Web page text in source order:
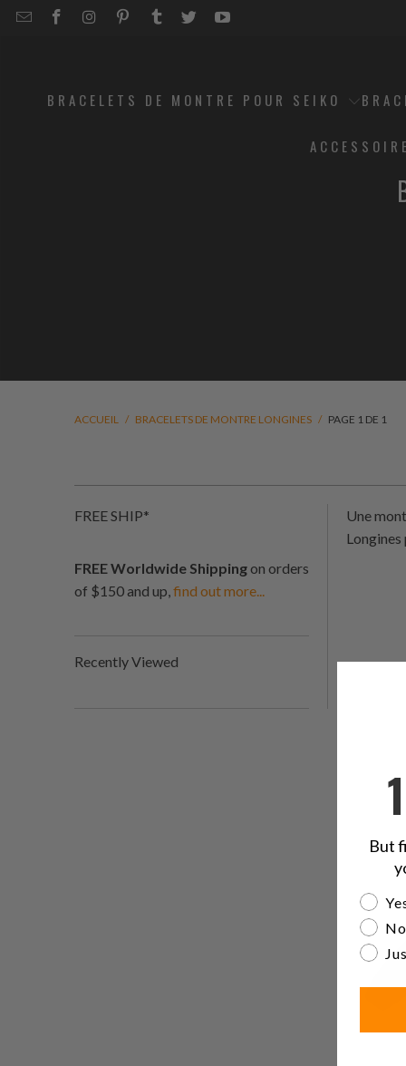
EMAILSTRAPCODE
STRAPCODE
STRAPCODE
STRAPCODE
STRAPCODE
STRAPCODE
BRACELETS DE MONTRE POUR SEIKO
ACCUEIL / BRACELETS DE MONTRE LONGINES / PAGE 1 DE 1
FREE SHIP*
FREE Worldwide Shippingon orders
of $150 and up,find out more...
Recently Viewed
Une
But
Are